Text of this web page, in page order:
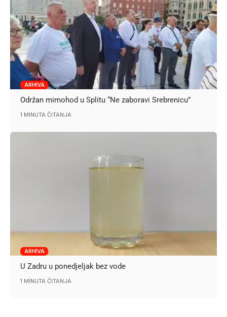
ARHIVA
Održan mimohod u Splitu “Ne zaboravi Srebrenicu”
1 MINUTA ČITANJA
ARHIVA
U Zadru u ponedjeljak bez vode
1 MINUTA ČITANJA